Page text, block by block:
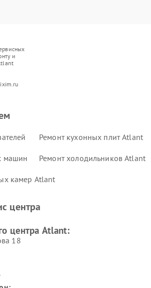
и
Ремонт кухонных плит Atlant
машин
Ремонт холодильников Atlant
камер Atlant
центра
центра Atlant:
18